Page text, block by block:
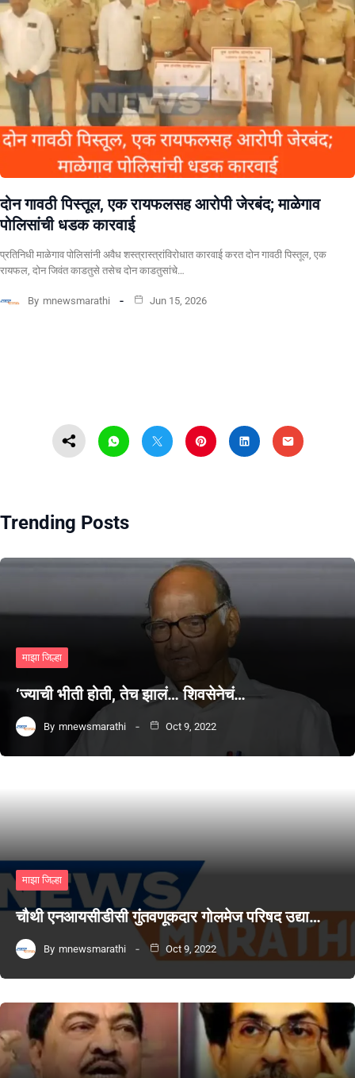
दोन गावठी पिस्तूल, एक रायफलसह आरोपी जेरबंद; माळेगाव
पोलिसांची धडक कारवाई
प्रतिनिधी माळेगाव पोलिसांनी अवैध शस्त्रास्त्रांविरोधात कारवाई करत दोन गावठी पिस्तूल, एक
रायफल, दोन जिवंत काडतुसे तसेच दोन काडतुसांचे…
By mnewsmarathi Jun 15, 2026
Trending Posts
माझा जिल्हा
‘ज्याची भीती होती, तेच झालं… शिवसेनेचं…
By mnewsmarathi Oct 9, 2022
माझा जिल्हा
चौथी एनआयसीडीसी गुंतवणूकदार गोलमेज परिषद उद्या…
By mnewsmarathi Oct 9, 2022